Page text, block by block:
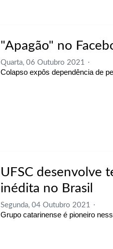
"Apagão" no
Quarta, 06 Outubro 2021
Colapso expôs dependência de
UFSC desenvolve
inédita no Brasil
Segunda, 04 Outubro 2021
Grupo catarinense é pioneiro